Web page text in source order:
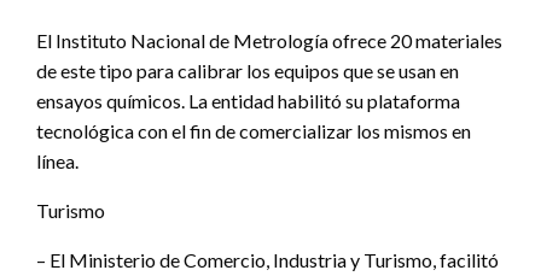
El Instituto Nacional de Metrología ofrece 20 materiales
de este tipo para calibrar los equipos que se usan en
ensayos químicos. La entidad habilitó su plataforma
tecnológica con el fin de comercializar los mismos en
línea.
Turismo
– El Ministerio de Comercio, Industria y Turismo, facilitó